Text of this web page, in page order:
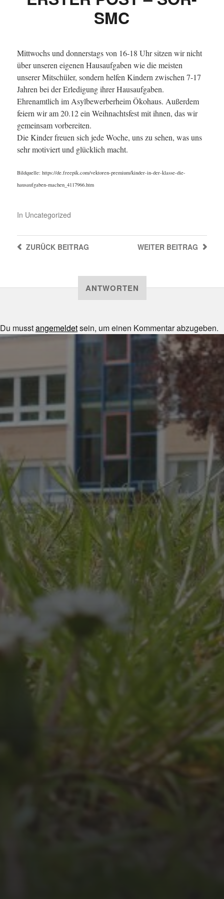
SMC
Mittwochs und donnerstags von 16-18 Uhr sitzen wir nicht
über unseren eigenen Hausaufgaben wie die meisten
unserer Mitschüler, sondern helfen Kindern zwischen 7-17
Jahren bei der Erledigung ihrer Hausaufgaben.
Ehrenamtlich im Asylbewerberheim Ökohaus. Außerdem
feiern wir am 20.12 ein Weihnachtsfest mit ihnen, das wir
gemeinsam vorbereiten.
Die Kinder freuen sich jede Woche, uns zu sehen, was uns
sehr motiviert und glücklich macht.
Bildquelle: https://de.freepik.com/vektoren-premium/kinder-in-der-klasse-die-
hausaufgaben-machen_4117966.htm
In Uncategorized
WEITER BEITRAG
ZURÜCKBEITRAG
ANTWORTEN
Du musstangemeldetsein, um einen Kommentar abzugeben.
JULI 8, 2026
UNSER SCHUL-/SPORTFEST
2026
UNSER JAHRBUCH 2025/2026